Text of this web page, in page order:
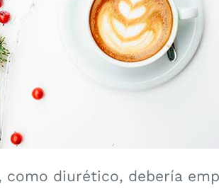
como diurético, debería